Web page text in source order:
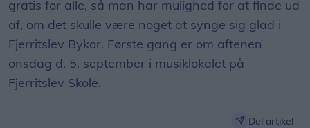
gratis for alle, så man har mulighed for at finde ud
af, om det skulle være noget at synge sig glad i
Fjerritslev Bykor. Første gang er om aftenen
onsdag d. 5. september i musiklokalet på
Fjerritslev Skole.
Del artikel